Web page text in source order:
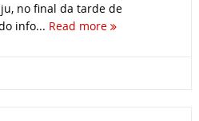
no final da tarde de
info... Read more